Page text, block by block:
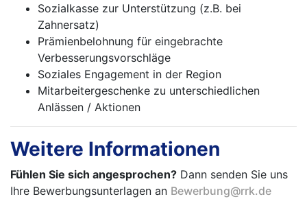
Sozialkasse zur Unterstützung (z.B. bei
Zahnersatz)
Prämienbelohnung für eingebrachte
Verbesserungsvorschläge
Soziales Engagement in der Region
Mitarbeitergeschenke zu unterschiedlichen
Anlässen / Aktionen
Weitere Informationen
Fühlen Sie sich angesprochen? Dann senden Sie uns
Ihre Bewerbungsunterlagen an Bewerbung@rrk.de